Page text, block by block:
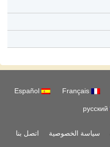
Français
Español
سياسة الخصوصية اتصل بنا